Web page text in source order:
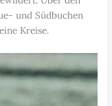
und Südbuchen
Kreise.